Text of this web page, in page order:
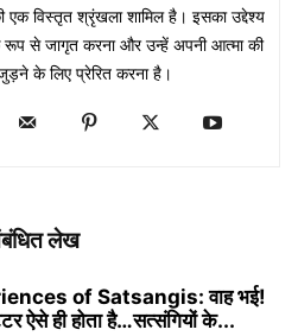
एक विस्तृत श्रृंखला शामिल है। इसका उद्देश्य
रूप से जागृत करना और उन्हें अपनी आत्मा की
के लिए प्रेरित करना है।
लेख
of Satsangis: वाह भई!
ऐसे ही होता है…सत्संगियों के...